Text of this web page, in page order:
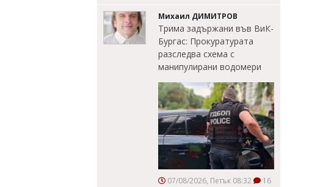
Михаил ДИМИТРОВ
Трима задържани във ВиК-
Бургас: Прокуратурата
разследва схема с
манипулирани водомери
07/08/2026, Петък 08:32 16